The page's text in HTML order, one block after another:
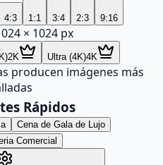
4:3 1:1 3:4 2:3 9:16
× 1024 px
2K Ultra (4K)4K
producen imágenes más
Rápidos
Cena de Gala de Lujo
Comercial